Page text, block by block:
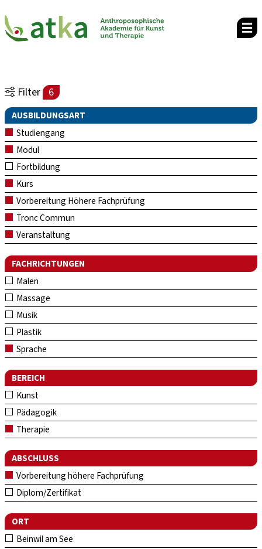
Filter 6
AUSBILDUNGSART
Studiengang
Modul
Fortbildung
Kurs
Vorbereitung Höhere Fachprüfung
Tronc Commun
Veranstaltung
FACHRICHTUNGEN
Malen
Massage
Musik
Plastik
Sprache
BEREICH
Kunst
Pädagogik
Therapie
ABSCHLUSS
Vorbereitung höhere Fachprüfung
Diplom/Zertifikat
ORT
Beinwil am See